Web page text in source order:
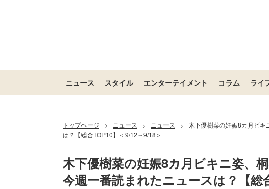
ニュース スタイル エンターテイメント コラム ライ
トップページ > ニュース > ニュース >
木下優樹菜の妊娠8カ月ビキ
は？【総合TOP10】＜9/12～9/18＞
木下優樹菜の妊娠8カ月ビキニ姿、
今週一番読まれたニュースは？【総